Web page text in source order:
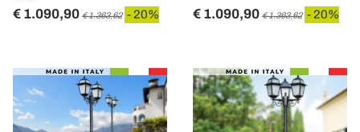
€ 1.090,90 € 1.363,62 - 20% € 1.090,90 € 1.363,62 - 20%